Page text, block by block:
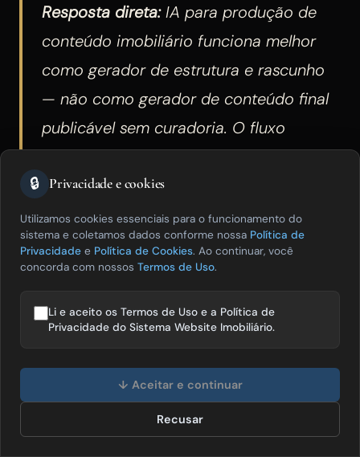
Resposta direta:IA para produção de
conteúdo imobiliário funciona melhor
como gerador de estrutura e rascunho
— não como gerador de conteúdo final
publicável sem curadoria. O fluxo
correto é: a IA gera a estrutura do artigo
com headings adequados, introdução
otimizada para SEO, seções organizadas
para extração pelo AI Overview e FAQ —
em 10 a 15 minutos; o corretor adiciona
os dados locais reais que a IA não tem
(preço por m² com data, análise de
de campo) em 25 a 30 minutos; o
resultado é um artigo com qualidade de
🔒 Privacidade e cookies
Utilizamos cookies essenciais para o funcionamento do
sistema e coletamos dados conforme nossa Política de
Privacidade e Política de Cookies. Ao continuar, você
concorda com nossos Termos de Uso.
Li e aceito os Termos de Uso e a Política de
Privacidade do Sistema Website Imobiliário.
↓ Aceitar e continuar
Recusar
imóveis? 😊